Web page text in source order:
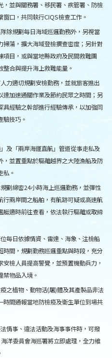
，並與關務署、移民署、疾管署、防檢
口，共同執行CIQS檢查工作。
除規劃每日海域巡邏勤務外，另視當
掃蕩，擴大海域登檢攔查密度；另針對
項目，或與當地縣政府及民間救難團
合與提升海上救難能量。
力適切規劃安檢勤務，並就旅客進出
達加速通關作業及節約民眾之時間；另
具經驗之幹部進行經驗傳承，以加強同
驗技巧。
及「兩岸海運直航」管道從事走私及
，並置重點於驅離越界之大陸漁船及防
私。
劃綿密24小時海上巡邏勤務，並彈性
行兩岸間之船舶，有航跡可疑或高速航
艇適時前往查看，依法執行驅離或取締
每日依據情資、雷達、海象、注檢船
時間，規劃勤務巡邏重點與時段，充分
檢人員提高警覺，並預置機動兵力，
物品入境。
之植物、動物活(屠)體及其產製品非法
時間通報當地防檢疫及衛生單位到場共
情事、違法活動及海事事件時，可撥
洋委員會海巡署將立即處理，全力維